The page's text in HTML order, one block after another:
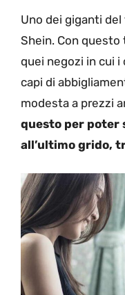
Uno dei giganti
Shein. Con
quei negozi in cui
capi di
modesta a prezzi
questo per poter
all’ultimo grido,